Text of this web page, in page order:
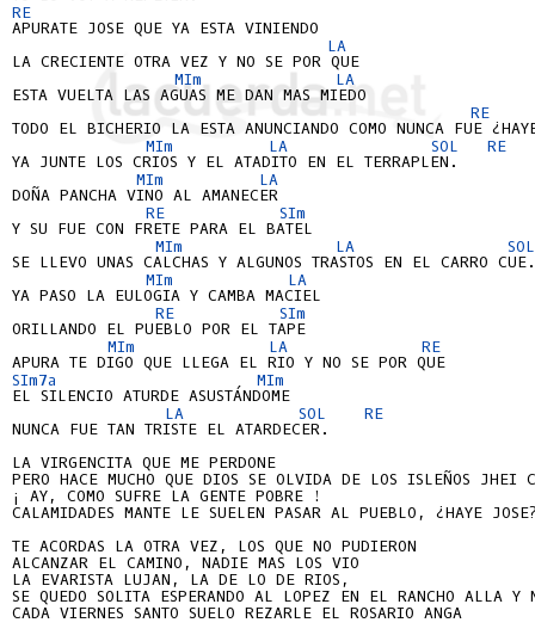
RE
APURATE JOSE QUE YA ESTA VINIENDO
LA
LA CRECIENTE OTRA VEZ Y NO SE POR QUE
MIm
LA
ESTA VUELTA LAS AGUAS ME DAN MAS MIEDO
RE
TODO EL BICHERIO LA ESTA ANUNCIANDO COMO NUNCA FUE
MIm
LA SOL
RE
YA JUNTE LOS CRIOS Y EL ATADITO EN EL TERRAPLEN.
MIm
LA
DOÑA PANCHA VINO AL AMANECER
RE
SIm
Y SU FUE CON FRETE PARA EL BATEL
MIm
LA
SE LLEVO UNAS CALCHAS Y ALGUNOS TRASTOS EN EL CARRO CUE.
MIm
LA
YA PASO LA EULOGIA Y CAMBA MACIEL
RE
SIm
ORILLANDO EL PUEBLO POR EL TAPE
MIm
LA
RE
SIm7a
MIm
EL SILENCIO ATURDE ASUSTÁNDOME
LA
SOL
RE
NUNCA FUE TAN TRISTE EL ATARDECER.
LA VIRGENCITA QUE ME PERDONE
PERO HACE MUCHO QUE DIOS SE OLVIDA DE LOS ISLEÑOS JHEI
¡ AY, COMO SUFRE LA GENTE POBRE !
CALAMIDADES MANTE LE SUELEN PASAR AL PUEBLO, ¿HAYE
TE ACORDAS LA OTRA VEZ, LOS QUE NO PUDIERON
ALCANZAR EL CAMINO, NADIE MAS LOS VIO
LA EVARISTA LUJAN, LA DE LO DE RIOS,
SE QUEDO SOLITA ESPERANDO AL LOPEZ EN EL RANCHO ALLA Y
CADA VIERNES SANTO SUELO REZARLE EL ROSARIO ANGA